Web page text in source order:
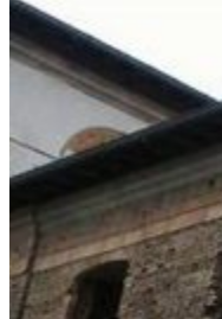
Al via il
REUSE